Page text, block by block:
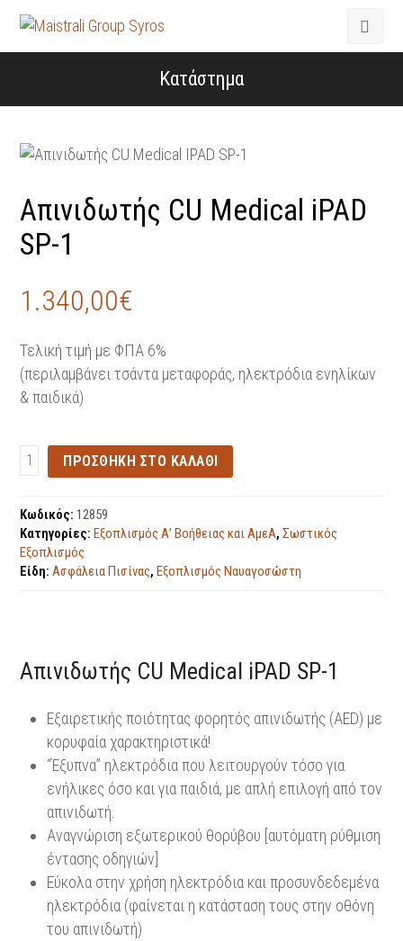
Κατάστημα
Απινιδωτής CU Medical iPAD
SP-1
1.340,00€
Τελική τιμή με ΦΠΑ 6%
(περιλαμβάνει τσάντα μεταφοράς, ηλεκτρόδια ενηλίκων
& παιδικά)
ΠΡΟΣΘΗΚΗ ΣΤΟ ΚΑΛΑΘΙ
Κωδικός:12859
Κατηγορίες:Εξοπλισμός Α’ Βοήθειας και ΑμεΑ,Σωστικός
Εξοπλισμός
Είδη:Ασφάλεια Πισίνας,Εξοπλισμός Ναυαγοσώστη
Απινιδωτής CU Medical iPAD SP-1
Εξαιρετικής ποιότητας φορητός απινιδωτής (AED) με
κορυφαία χαρακτηριστικά!
“Έξυπνα” ηλεκτρόδια που λειτουργούν τόσο για
ενήλικες όσο και για παιδιά, με απλή επιλογή από τον
απινιδωτή.
Αναγνώριση εξωτερικού θορύβου [αυτόματη ρύθμιση
έντασης οδηγιών]
Εύκολα στην χρήση ηλεκτρόδια και προσυνδεδεμένα
ηλεκτρόδια (φαίνεται η κατάσταση τους στην οθόνη
του απινιδωτή)